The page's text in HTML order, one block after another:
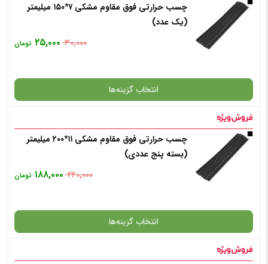
گارانتی
انتخاب رنگ: مشکی
✧ چت با پشتیبان واتس آپ
چسب حرارتی فوق مقاوم مشکی ۷*۱۵۰ میلیمتر
(یک عدد)
۳۰,۰۰۰ ۲۵,۰۰۰ تومان
انتخاب گزینه‌ها
گارانتی
انتخاب رنگ: مشکی
چسب حرارتی فوق مقاوم مشکی ۱۱*۲۰۰ میلیمتر
(بسته پنج عددی)
۲۲۰,۰۰۰ ۱۸۸,۰۰۰ تومان
انتخاب گزینه‌ها